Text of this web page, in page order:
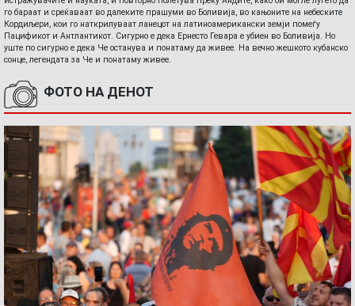
го бараат и среќаваат во далеките прашуми во Боливија, во кањоните на небеските
Кордиљери, кои го наткрилуваат ланецот на латиноамерикански земји помеѓу
Пацификот и Антлантикот. Сигурно е дека Ернесто Гевара е убиен во Боливија. Но
уште по сигурно е дека Че останува и понатаму да живее. На вечно жешкото кубанско
сонце, легендата за Че и понатаму живее.
ФОТО НА ДЕНОТ